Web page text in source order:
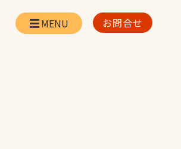
お問合せ